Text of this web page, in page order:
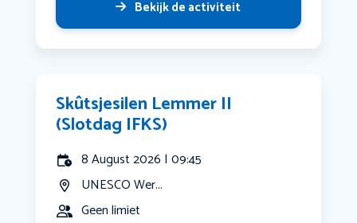
Bekijk de activiteit
Skûtsjesilen Lemmer II
(Slotdag IFKS)
8 August 2026 | 09:45
UNESCO Wer...
Geen limiet